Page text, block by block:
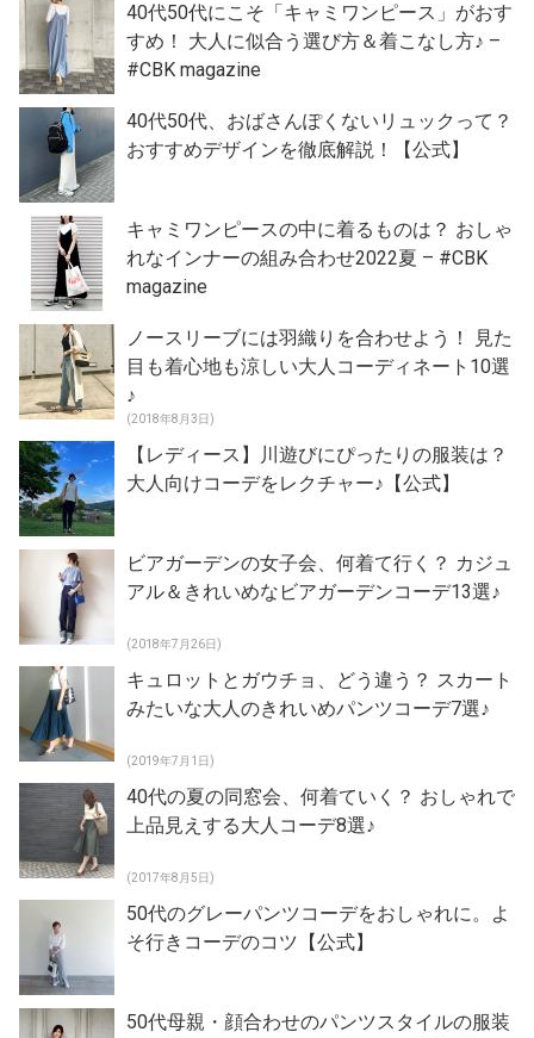
40代50代にこそ「キャミワンピース」がおす
すめ！ 大人に似合う選び方＆着こなし方♪ –
#CBK magazine
40代50代、おばさんぽくないリュックって？
おすすめデザインを徹底解説！【公式】
キャミワンピースの中に着るものは？ おしゃ
れなインナーの組み合わせ2022夏 – #CBK
magazine
ノースリーブには羽織りを合わせよう！ 見た
目も着心地も涼しい大人コーディネート10選
♪
(2018年8月3日)
【レディース】川遊びにぴったりの服装は？
大人向けコーデをレクチャー♪【公式】
ビアガーデンの女子会、何着て行く？ カジュ
アル＆きれいめなビアガーデンコーデ13選♪
(2018年7月26日)
キュロットとガウチョ、どう違う？ スカート
みたいな大人のきれいめパンツコーデ7選♪
(2019年7月1日)
40代の夏の同窓会、何着ていく？ おしゃれで
上品見えする大人コーデ8選♪
(2017年8月5日)
50代のグレーパンツコーデをおしゃれに。よ
そ行きコーデのコツ【公式】
50代母親・顔合わせのパンツスタイルの服装